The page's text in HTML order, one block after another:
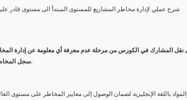
شرح عملي لإدارة مخاطر المشاريع للمستوى المبتدأ الى مستوى قادر
قادر على نقل المشارك في الكورس من مرحلة عدم معرفة أي معلومة عن إدارة
سجل المخاطر بالإضافة الى المقدرة التامية لإدارة مخاطر المشاريع.
والمواد باللغة الإنجليزية لضمان الوصول إلى معايير المخاطر على